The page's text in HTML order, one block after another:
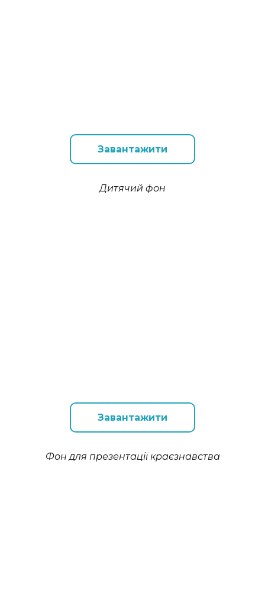
Завантажити
Дитячий фон
Завантажити
Фон для презентації краєзнавства